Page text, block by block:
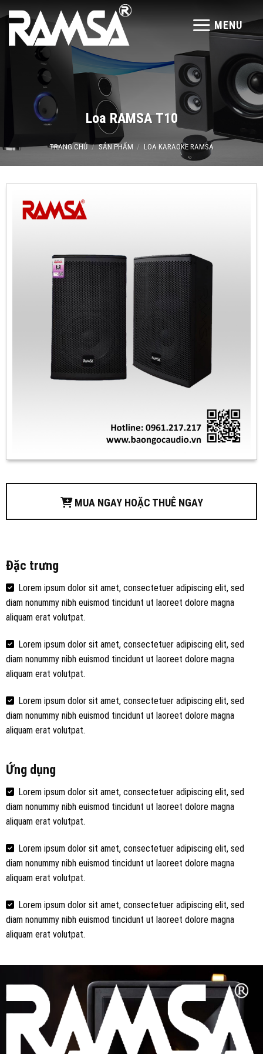
to
content
MENU
Loa RAMSA T10
TRANG CHỦ / SẢN PHẨM / LOA KARAOKE RAMSA
MUA NGAY HOẶC THUÊ NGAY
Đặc trưng
Lorem ipsum dolor sit amet, consectetuer adipiscing elit, sed
diam nonummy nibh euismod tincidunt ut laoreet dolore magna
aliquam erat volutpat.
Lorem ipsum dolor sit amet, consectetuer adipiscing elit, sed
diam nonummy nibh euismod tincidunt ut laoreet dolore magna
aliquam erat volutpat.
Lorem ipsum dolor sit amet, consectetuer adipiscing elit, sed
diam nonummy nibh euismod tincidunt ut laoreet dolore magna
aliquam erat volutpat.
Ứng dụng
Lorem ipsum dolor sit amet, consectetuer adipiscing elit, sed
diam nonummy nibh euismod tincidunt ut laoreet dolore magna
aliquam erat volutpat.
Lorem ipsum dolor sit amet, consectetuer adipiscing elit, sed
diam nonummy nibh euismod tincidunt ut laoreet dolore magna
aliquam erat volutpat.
Lorem ipsum dolor sit amet, consectetuer adipiscing elit, sed
diam nonummy nibh euismod tincidunt ut laoreet dolore magna
aliquam erat volutpat.